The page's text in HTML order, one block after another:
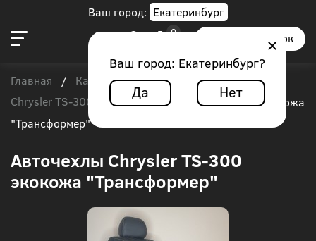
Ваш город: Екатеринбург
Ваш город: Екатеринбург?
Да Нет
Заказать звонок
Главная / Каталог чехлов / Chrysler /
Chrysler TS-300
Авточехлы Chrysler TS-300 экокожа
"Трансформер"
Авточехлы Chrysler TS-300
экокожа "Трансформер"